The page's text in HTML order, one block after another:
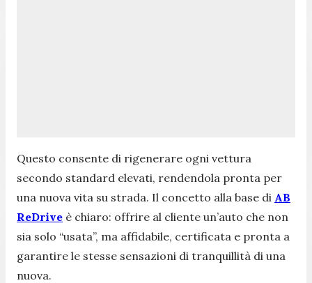
Questo consente di rigenerare ogni vettura
secondo standard elevati, rendendola pronta per
una nuova vita su strada. Il concetto alla base di AB
ReDrive è chiaro: offrire al cliente un’auto che non
sia solo “usata”, ma affidabile, certificata e pronta a
garantire le stesse sensazioni di tranquillità di una
nuova.